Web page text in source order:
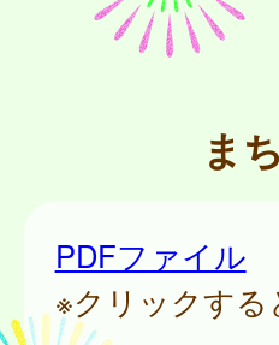
ま
PDFファイル
※クリックする